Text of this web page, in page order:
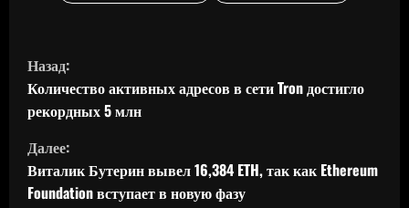
П
р
о
д
Назад:
Количество активных адресов в сети Tron достигло
рекордных 5 млн
Далее:
Виталик Бутерин вывел 16,384 ETH, так как Ethereum
Foundation вступает в новую фазу